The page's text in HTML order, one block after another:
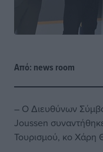
Από: news room
– Ο Διευθύνων
Joussen
Τουρισμού, κο Χάρη